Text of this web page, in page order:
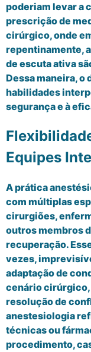
poderiam levar a
prescrição de
cirúrgico, onde
repentinamente,
de escuta ativa
Dessa maneira, o
habilidades
segurança e à
Equipes
A prática
com múltiplas
cirurgiões,
outros membros
recuperação.
vezes,
adaptação de
cenário cirúrgico,
resolução de
anestesiologia
técnicas ou
procedimento,